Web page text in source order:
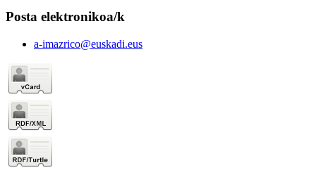
Posta elektronikoa/k
a-imazrico@euskadi.eus